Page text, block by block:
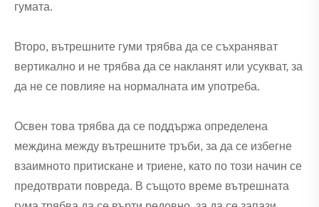
гумата.
Второ, вътрешните гуми трябва да се съхраняват
вертикално и не трябва да се накланят или усукват, за
да не се повлияе на нормалната им употреба.
Освен това трябва да се поддържа определена
междина между вътрешните тръби, за да се избегне
взаимното притискане и триене, като по този начин се
предотврати повреда. В същото време вътрешната